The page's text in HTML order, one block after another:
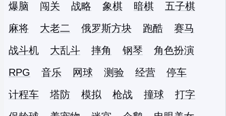
爆脑
闯关 战略 象棋 暗棋
五子棋
麻将
大老二 俄罗斯方块 跑酷
赛马
战斗机
大乱斗 摔角 钢琴
角色扮演
RPG
音乐 网球 测验 经营
停车
计程车
塔防 模拟 枪战 撞球
打字